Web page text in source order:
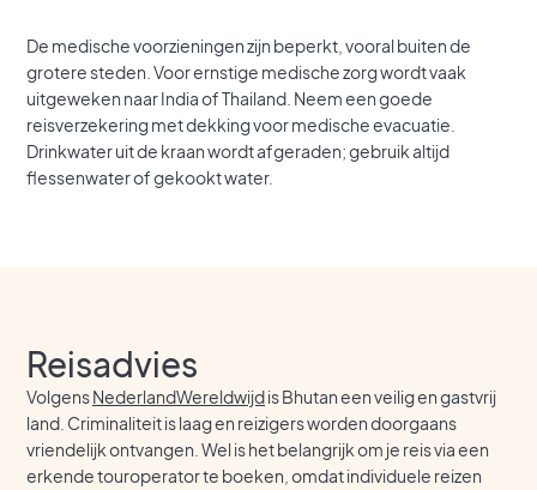
De medische voorzieningen zijn beperkt, vooral buiten de
grotere steden. Voor ernstige medische zorg wordt vaak
uitgeweken naar India of Thailand. Neem een goede
reisverzekering met dekking voor medische evacuatie.
Drinkwater uit de kraan wordt afgeraden; gebruik altijd
flessenwater of gekookt water.
Reisadvies
VolgensNederlandWereldwijdis Bhutan een veilig en gastvrij
land. Criminaliteit is laag en reizigers worden doorgaans
vriendelijk ontvangen. Wel is het belangrijk om je reis via een
erkende touroperator te boeken, omdat individuele reizen